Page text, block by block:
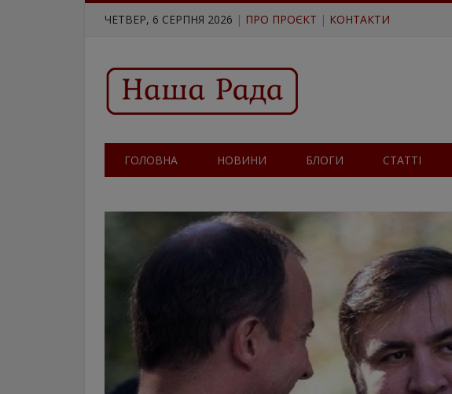
ЧЕТВЕР, 6 СЕРПНЯ 2026 | ПРО ПРОЄКТ | КОНТАКТИ
ГОЛОВНА НОВИНИ БЛОГИ СТАТТІ